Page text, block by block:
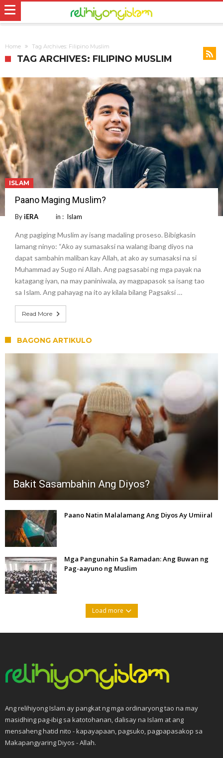
Home Tag Archives: Filipino Muslim
TAG ARCHIVES: FILIPINO MUSLIM
ISLAM
Paano Maging Muslim?
ByiERA in : Islam
Ang pagiging Muslim ay isang madaling proseso. Bibigkasin
lamang ninyo: “Ako ay sumasaksi na walang ibang diyos na
dapat sambahin maliban kay Allah, at ako ay sumasaksi na si
Muhammad ay Sugo ni Allah. Ang pagsasabi ng mga payak na
katagang iyan, na may paniniwala, ay magpapasok sa isang tao
sa Islam. Ang pahayag na ito ay kilala bilang Pagsaksi …
Read More
BAGONG ARTIKULO
Bakit Sasambahin Ang Diyos?
Paano Natin Malalamang Ang Diyos Ay Umiiral
Mga Pangunahin Sa Ramadan: Ang Buwan ng
Pag-aayuno ng Muslim
Load more
Ang relihiyong Islam ay pangkat ng mga ordinaryong tao na may
masidhing pag-ibig sa katotohanan, dalisay na Islam at ang
mensaheng hatid nito - kapayapaan, pagsuko, pagpapasakop sa
Makapangyaring Diyos - Allah.